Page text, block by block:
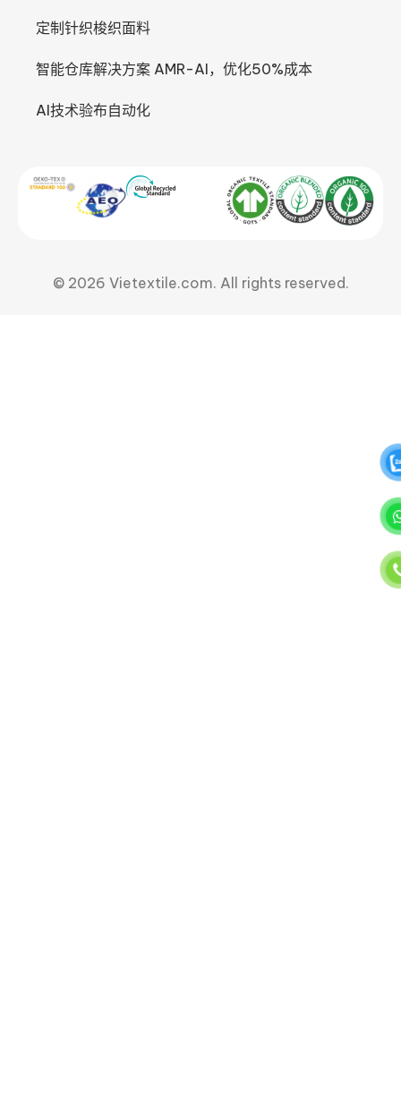
定制针织梭织面料
智能仓库解决方案 AMR-AI，优化50%成本
AI技术验布自动化
© 2026 Vietextile.com. All rights reserved.